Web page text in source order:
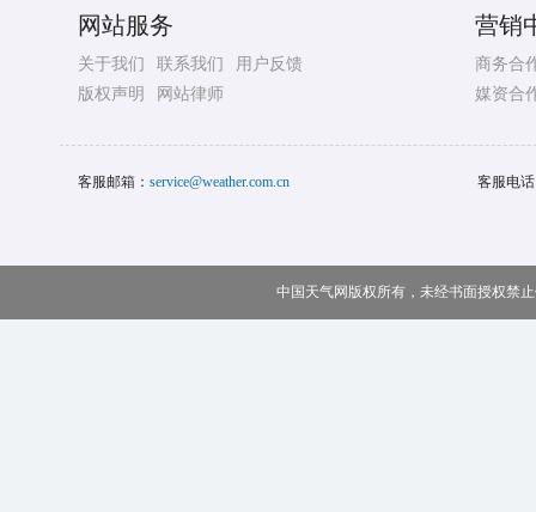
网站服务
关于我们 联系我们
用户反馈
版权声明
网站律师
营销
商务合
媒资合
客服邮箱： service@weather.com.cn 客服电
中国天气网版权所有，未经书面授权